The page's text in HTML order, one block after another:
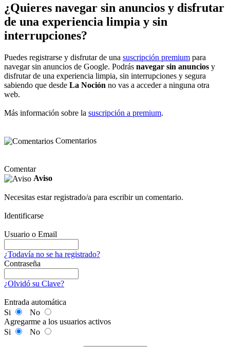
¿Quieres navegar sin anuncios y disfrutar
de una experiencia limpia y sin
interrupciones?
Puedes registrarse y disfrutar de una suscripción premium para
navegar sin anuncios de Google. Podrás navegar sin anuncios y
disfrutar de una experiencia limpia, sin interrupciones y segura
sabiendo que desde La Noción no vas a acceder a ninguna otra
web.
Más información sobre la suscripción a premium.
Comentarios
Comentar
Aviso
Necesitas estar registrado/a para escribir un comentario.
Identificarse
Usuario o Email
¿Todavía no se ha registrado?
Contraseña
¿Olvidó su Clave?
Entrada automática
Si
No
Agregarme a los usuarios activos
Si
No